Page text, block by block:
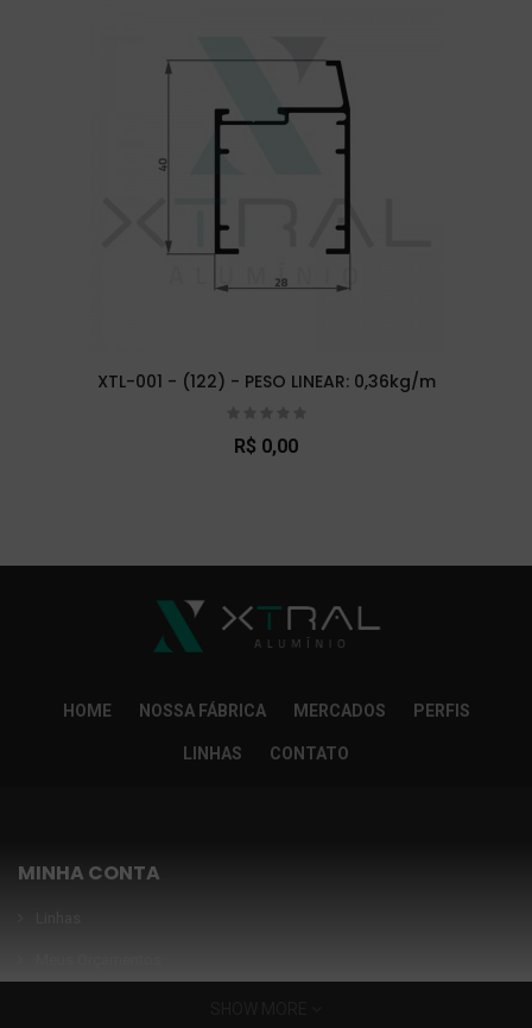
XTL-001 - (122) - PESO LINEAR: 0,36kg/m
R$ 0,00
HOME NOSSA FÁBRICA MERCADOS PERFIS
LINHAS CONTATO
MINHA CONTA